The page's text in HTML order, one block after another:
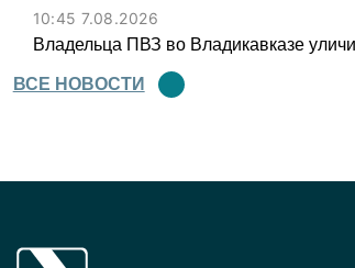
10:45 7.08.2026
Владельца ПВЗ во Владикавказе
ВСЕ НОВОСТИ